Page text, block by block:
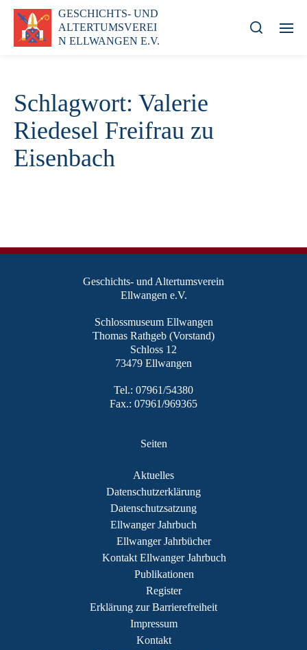
GESCHICHTS- UND
ALTERTUMSVEREI
N ELLWANGEN E.V.
Schlagwort: Valerie
Riedesel Freifrau zu
Eisenbach
Geschichts- und Altertumsverein
Ellwangen e.V.
Schlossmuseum Ellwangen
Thomas Rathgeb (Vorstand)
Schloss 12
73479 Ellwangen
Tel.: 07961/54380
Fax.: 07961/969365
Seiten
Aktuelles
Datenschutzerklärung
Datenschutzsatzung
Ellwanger Jahrbuch
Ellwanger Jahrbücher
Kontakt Ellwanger Jahrbuch
Publikationen
Register
Erklärung zur Barrierefreiheit
Impressum
Kontakt